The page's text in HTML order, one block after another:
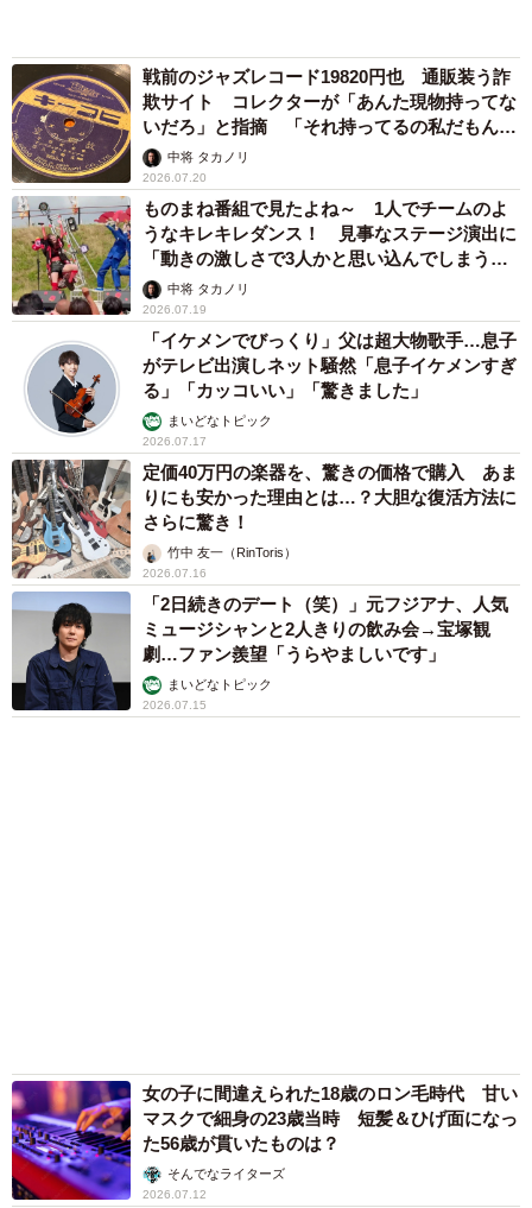
戦前のジャズレコード19820円也 通販装う詐
欺サイト コレクターが「あんた現物持ってな
いだろ」と指摘 「それ持ってるの私だもん」
と論破中将 タカノリ
2026.07.20
ものまね番組で見たよね～ 1人でチームのよ
うなキレキレダンス！ 見事なステージ演出に
「動きの激しさで3人かと思い込んでしまう…
すごいな」
中将 タカノリ
2026.07.19
「イケメンでびっくり」父は超大物歌手…息子
がテレビ出演しネット騒然「息子イケメンすぎ
る」「カッコいい」「驚きました」
まいどなトピック
2026.07.17
定価40万円の楽器を、驚きの価格で購入 あま
りにも安かった理由とは…？大胆な復活方法に
さらに驚き！
竹中 友一（RinToris）
2026.07.16
「2日続きのデート（笑）」元フジアナ、人気
ミュージシャンと2人きりの飲み会→宝塚観
劇…ファン羨望「うらやましいです」
まいどなトピック
2026.07.15
女の子に間違えられた18歳のロン毛時代 甘い
マスクで細身の23歳当時 短髪＆ひげ面になっ
た56歳が貫いたものは？
そんでなライターズ
2026.07.12